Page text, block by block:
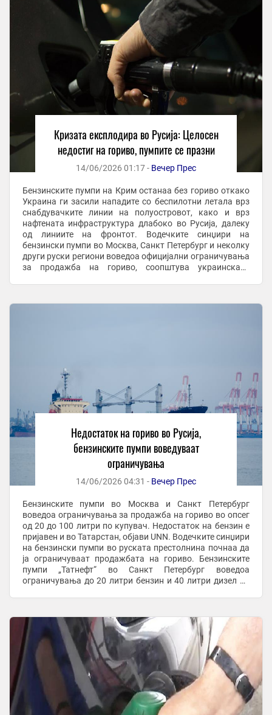
Кризата експлодира во Русија: Целосен
недостиг на гориво, пумпите се празни
14/06/2026 01:17 - Вечер Прес
Бензинските пумпи на Крим останаа без гориво откако
Украина ги засили нападите со беспилотни летала врз
снабдувачките линии на полуостровот, како и врз
нафтената инфраструктура длабоко во Русија, далеку
од линиите на фронтот. Водечките синџири на
бензински пумпи во Москва, Санкт Петербург и неколку
други руски региони воведоа официјални ограничувања
за продажба на гориво, соопштува украинската
Недостаток на гориво во Русија,
бензинските пумпи воведуваат
ограничувања
14/06/2026 04:31 - Вечер Прес
Бензинските пумпи во Москва и Санкт Петербург
воведоа ограничувања за продажба на гориво во опсег
од 20 до 100 литри по купувач. Недостаток на бензин е
пријавен и во Татарстан, објави UNN. Водечките синџири
на бензински пумпи во руската престолнина почнаа да
ја ограничуваат продажбата на гориво. Бензинските
пумпи „Татнефт“ во Санкт Петербург воведоа
ограничувања до 20 литри бензин и 40 литри дизел по